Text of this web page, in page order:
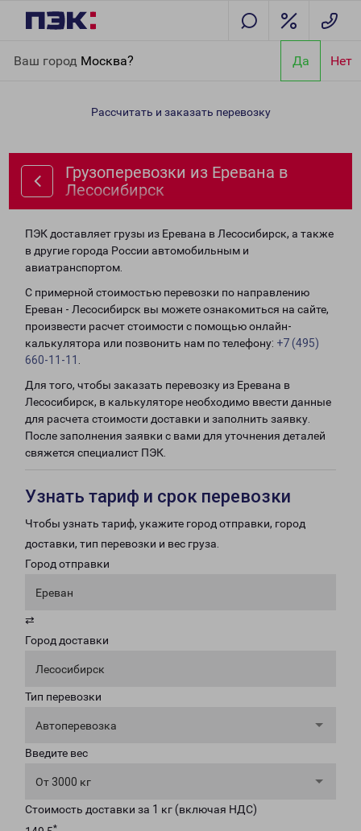
Ваш город Москва? Да Нет
Лесосибирск
Рассчитать и заказать перевозку
Грузоперевозки из Еревана в
Лесосибирск
ПЭК доставляет грузы из Еревана в Лесосибирск, а также
в другие города России автомобильным и
авиатранспортом.
С примерной стоимостью перевозки по направлению
Ереван - Лесосибирск вы можете ознакомиться на сайте,
произвести расчет стоимости с помощью онлайн-
калькулятора или позвонить нам по телефону: +7 (495)
660-11-11
Для того, чтобы заказать перевозку из Еревана в
Лесосибирск, в калькуляторе необходимо ввести данные
для расчета стоимости доставки и заполнить заявку.
После заполнения заявки с вами для уточнения деталей
свяжется специалист ПЭК.
Узнать тариф и срок перевозки
Чтобы узнать тариф, укажите город отправки, город
доставки, тип перевозки и вес груза.
Город отправки
Ереван
⇄
Город доставки
Лесосибирск
Тип перевозки
Автоперевозка
Введите вес
От 3000 кг
Стоимость доставки за 1 кг (включая НДС)
*